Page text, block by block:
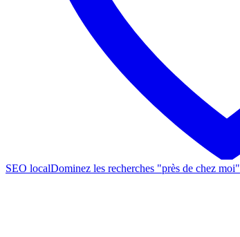
SEO localDominez les recherches "près de chez moi"